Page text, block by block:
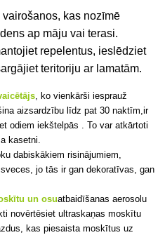
kas nozīmē
ap māju vai terasi.
repelentus, ieslēdziet
teritoriju ar lamatām.
, ko vienkārši iesprauž
aizsardzību līdz pat 30 naktīm,ir
odiem iekštelpās . To var atkārtoti
kasetni.
dabiskākiem risinājumiem,
jo tās ir gan dekoratīvas, gan
un osuatbaidīšanas aerosolu
novērtēsiet ultraskaņas moskītu
kas piesaista moskītus uz